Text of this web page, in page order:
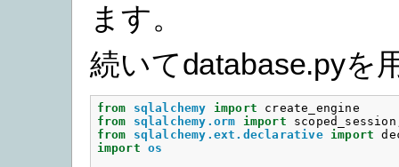
ます。
続いてdatabase.pyを
from sqlalchemy import
create_engine
from
sqlalchemy.orm import scoped_session
from
sqlalchemy.ext.declarative import
import
os